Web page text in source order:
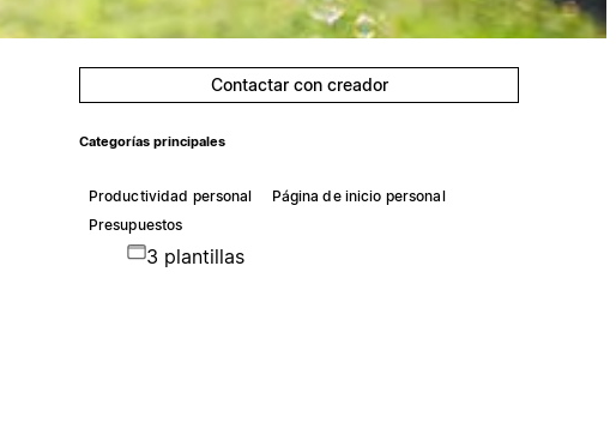
Contactar con creador
Categorías principales
Productividad personal
Página de inicio personal
Presupuestos
3 plantillas